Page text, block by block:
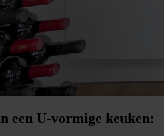
een U-vormige keuken: